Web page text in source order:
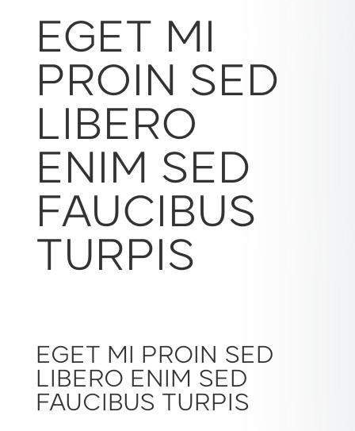
EGET MI
PROIN SED
LIBERO
ENIM SED
FAUCIBUS
TURPIS
EGET MI PROIN SED
LIBERO ENIM SED
FAUCIBUS TURPIS